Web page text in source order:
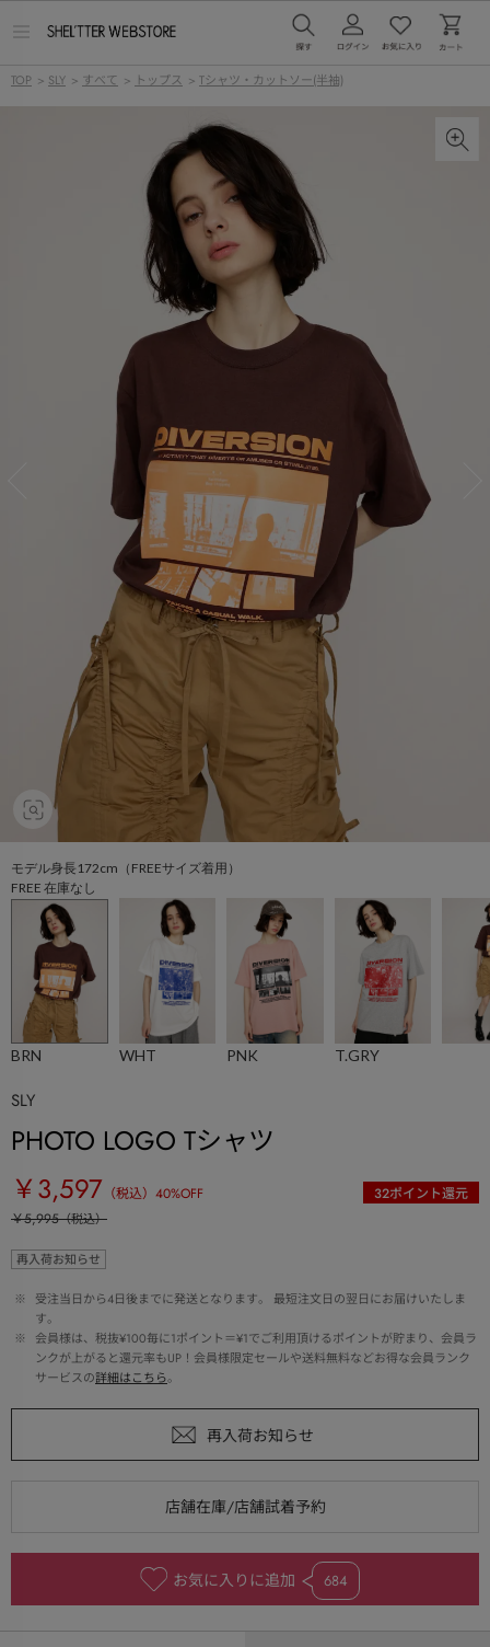
ー
TOP > SLY > すべて > トップス > Tシャツ・カットソー(半袖)
モデル身長172cm（FREEサイズ着用）
FREE 在庫なし
BRN WHT PNK T.GRY
SLY
PHOTO LOGO Tシャツ
￥3,597 （税込） 40%OFF 32ポイント還元
￥5,995（税込）
再入荷お知らせ
※
受注当日から4日後までに発送となります。 最短注文日の翌日にお届けいたしま
す。
※
会員様は、税抜¥100毎に1ポイント＝¥1でご利用頂けるポイントが貯まり、会員ラ
ンクが上がると還元率もUP！会員様限定セールや送料無料などお得な会員ランク
サービスの詳細はこちら。
お気に入りに追加 684